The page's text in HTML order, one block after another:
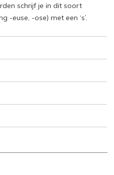
schrijf je in dit soort
-euse, -ose) met een ‘s’.